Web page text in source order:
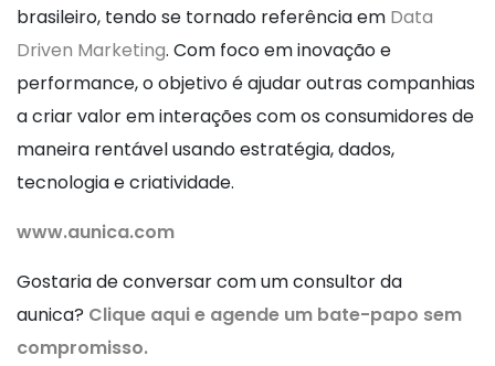
brasileiro, tendo se tornado referência em Data
Driven Marketing. Com foco em inovação e
performance, o objetivo é ajudar outras companhias
a criar valor em interações com os consumidores de
maneira rentável usando estratégia, dados,
tecnologia e criatividade.
www.aunica.com
Gostaria de conversar com um consultor da
aunica? Clique aqui e agende um bate-papo sem
compromisso.